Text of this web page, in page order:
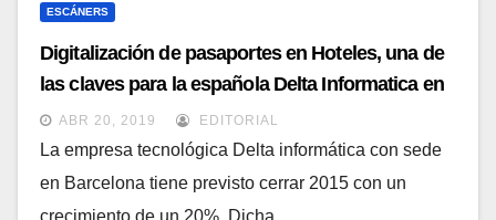
ESCÁNERS
Digitalización de pasaportes en Hoteles, una de
las claves para la española Delta Informatica en
2015ABR 20, 2019 EDITORIAL
La empresa tecnológica Delta informática con sede
en Barcelona tiene previsto cerrar 2015 con un
crecimiento de un 20%. Dicha…